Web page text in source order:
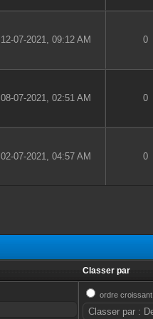
12-07-2021, 09:12 AM 0
08-07-2021, 02:51 AM 0
02-07-2021, 04:57 AM 0
Classer par
ordre croissant